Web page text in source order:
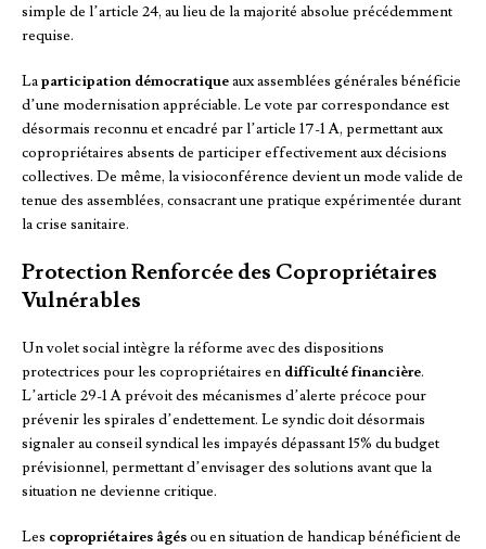
simple de l’article 24, au lieu de la majorité absolue précédemment
requise.
Laparticipation démocratiqueaux assemblées générales bénéficie
d’une modernisation appréciable. Le vote par correspondance est
désormais reconnu et encadré par l’article 17-1 A, permettant aux
copropriétaires absents de participer effectivement aux décisions
collectives. De même, la visioconférence devient un mode valide de
tenue des assemblées, consacrant une pratique expérimentée durant
la crise sanitaire.
Protection Renforcée des Copropriétaires
Vulnérables
Un volet social intègre la réforme avec des dispositions
protectrices pour les copropriétaires en difficulté financière.
L’article 29-1 A prévoit des mécanismes d’alerte précoce pour
prévenir les spirales d’endettement. Le syndic doit désormais
signaler au conseil syndical les impayés dépassant 15% du budget
prévisionnel, permettant d’envisager des solutions avant que la
situation ne devienne critique.
Les copropriétaires âgésou en situation de handicap bénéficient de